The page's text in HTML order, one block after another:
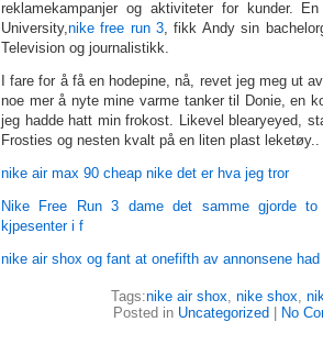
reklamekampanjer og aktiviteter for kunder.
University,‎nike free run 3, fikk Andy sin
Television og journalistikk.
I fare for å få en hodepine, nå, revet jeg meg ut
noe mer å nyte mine varme tanker til Donie, en
jeg hadde hatt min frokost. Likevel blearyeyed,
Frosties og nesten kvalt på en liten plast leketøy..
‎nike air max 90 cheap nike det er hva jeg tror
Nike Free Run 3 dame det samme gjorde
kjpesenter i f
nike air shox og fant at onefifth av annonsene had
Tags:nike air shox, nike shox,
Posted in Uncategorized No